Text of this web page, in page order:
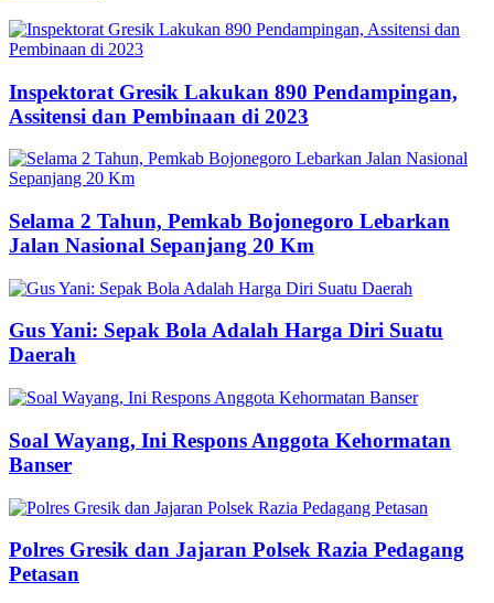
Inspektorat Gresik Lakukan 890 Pendampingan,
Assitensi dan Pembinaan di 2023
Selama 2 Tahun, Pemkab Bojonegoro Lebarkan
Jalan Nasional Sepanjang 20 Km
Gus Yani: Sepak Bola Adalah Harga Diri Suatu
Daerah
Soal Wayang, Ini Respons Anggota Kehormatan
Banser
Polres Gresik dan Jajaran Polsek Razia Pedagang
Petasan